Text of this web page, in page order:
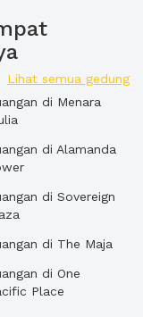
Lihat semua gedung
di Menara
di Alamanda
di Sovereign
di The Maja
di One
Place